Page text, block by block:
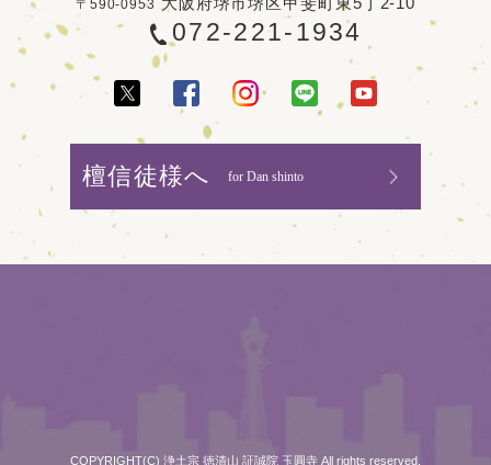
〒590-0953
072-221-1934
檀信徒様へ for Dan shinto
COPYRIGHT(C) 浄土宗 徳清山 証誠院 玉圓寺 All rights reserved.